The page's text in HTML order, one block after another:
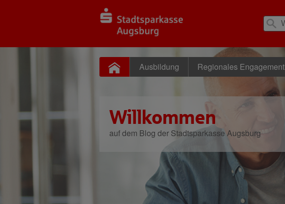
Ausbildung Regionales Engagement
Willkommen
auf dem Blog der Stadtsparkasse Augsburg